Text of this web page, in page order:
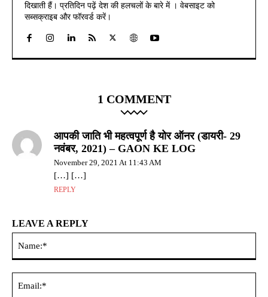
दिखाती हैं। प्रतिदिन पढ़ें देश की हलचलों के बारे में । वेबसाइट को
सब्सक्राइब और फॉरवर्ड करें।
1 COMMENT
आपकी जाति भी महत्वपूर्ण है योर ऑनर (डायरी- 29
नवंबर, 2021) – GAON KE LOG
November 29, 2021 At 11:43 AM
[…] […]
REPLY
LEAVE A REPLY